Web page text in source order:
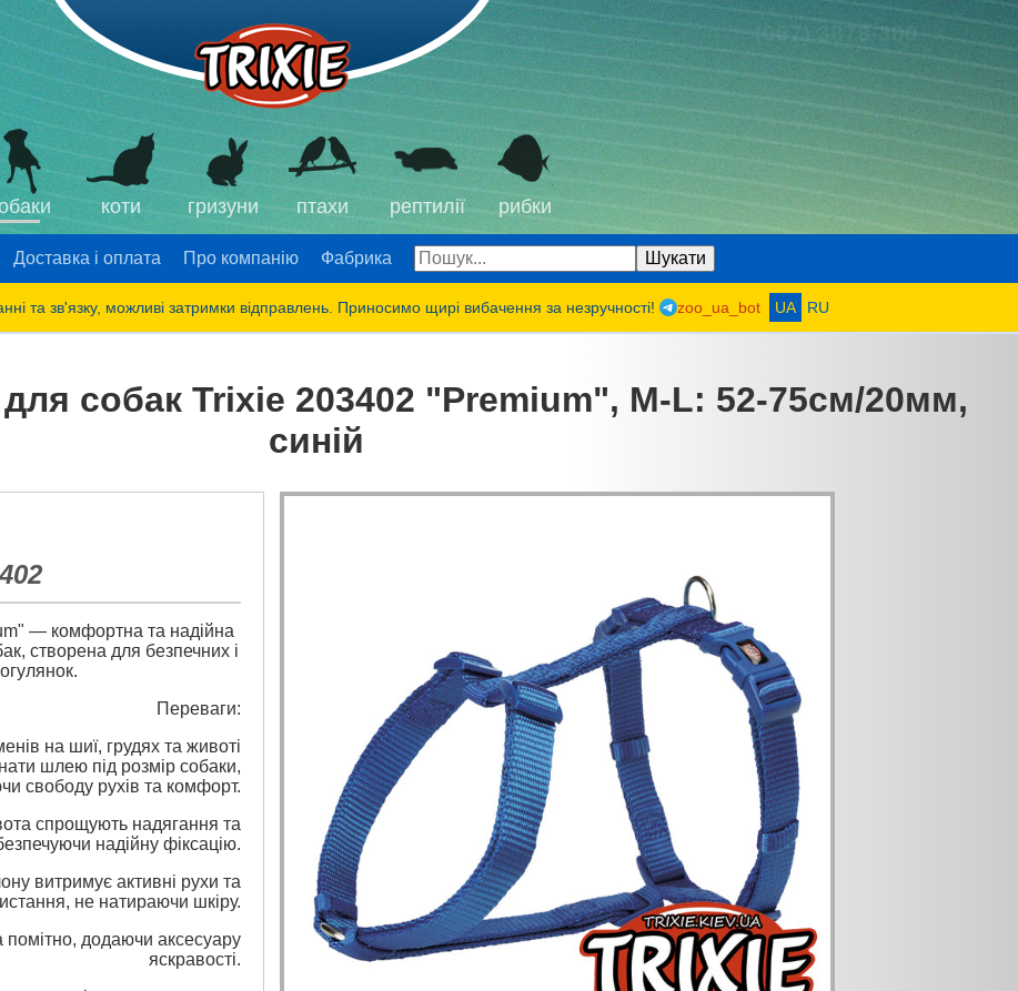
(067) 3878-300
коти гризуни птахи рептилії рибки
Доставка і оплата Про компанію Фабрика
та зв'язку, можливі затримки відправлень. Приносимо щирі вибачення за незручності! zoo_ua_bot UA RU
собак Trixie 203402 "Premium", M-L: 52-75см/20мм,
синій
— комфортна та надійна
створена для безпечних і
Переваги:
на шиї, грудях та животі
шлею під розмір собаки,
свободу рухів та комфорт.
спрощують надягання та
надійну фіксацію.
витримує активні рухи та
не натираючи шкіру.
помітно, додаючи аксесуару
яскравості.